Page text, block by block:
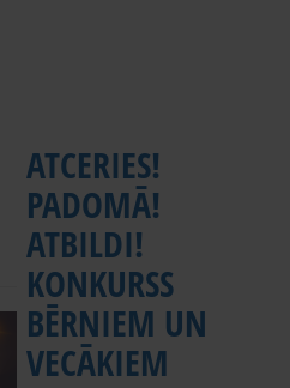
ATCERIES!
PADOMĀ!
ATBILDI!
KONKURSS
BĒRNIEM UN
VECĀKIEM